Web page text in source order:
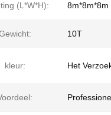
(L*W*H): 8m*8m*8m
10T
kleur: Het